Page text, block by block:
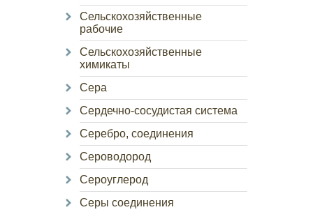
Сельскохозяйственные
рабочие
Сельскохозяйственные
химикаты
Сера
Сердечно-сосудистая система
Серебро, соединения
Сероводород
Сероуглерод
Серы соединения